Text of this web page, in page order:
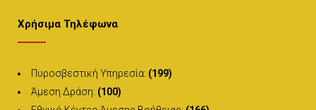
Χρήσιμα Τηλέφωνα
Πυροσβεστική Υπηρεσία: (199)
Άμεση Δράση: (100)